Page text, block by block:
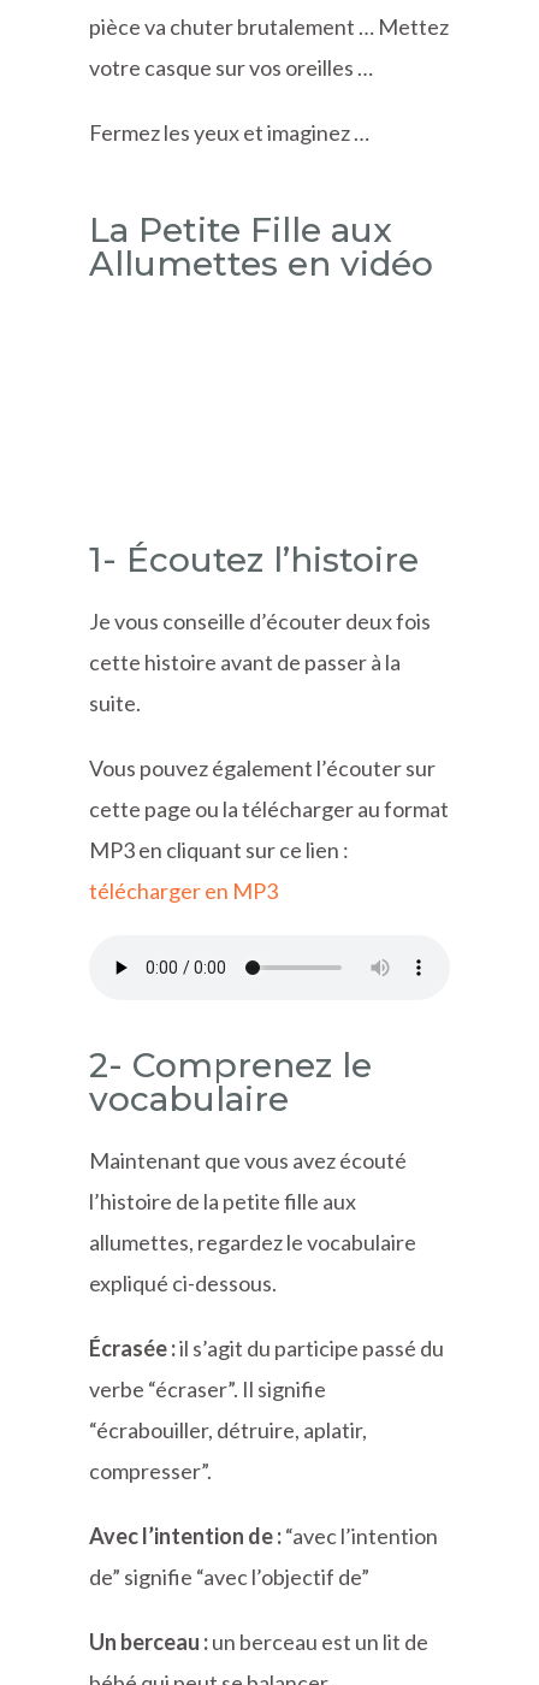
pièce va chuter brutalement … Mettez
votre casque sur vos oreilles …
Fermez les yeux et imaginez …
La Petite Fille aux
Allumettes en vidéo
1- Écoutez l’histoire
Je vous conseille d’écouter deux fois
cette histoire avant de passer à la
suite.
Vous pouvez également l’écouter sur
cette page ou la télécharger au format
MP3 en cliquant sur ce lien :
télécharger en MP3
2- Comprenez le
vocabulaire
Maintenant que vous avez écouté
l’histoire de la petite fille aux
allumettes, regardez le vocabulaire
expliqué ci-dessous.
Écrasée :il s’agit du participe passé du
verbe “écraser”. Il signifie
“écrabouiller, détruire, aplatir,
compresser”.
Avec l’intention de :“avec l’intention
de” signifie “avec l’objectif de”
Un berceau :un berceau est un lit de